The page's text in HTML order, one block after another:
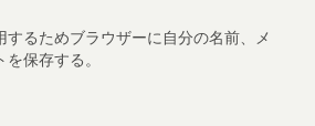
するためブラウザーに自分の名前、メ
保存する。